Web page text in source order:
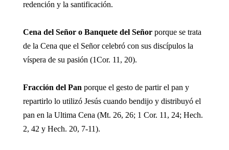
redención y la santificación.
Cena del Señor o Banquete del Señorporque se trata
de la Cena que el Señor celebró con sus discípulos la
víspera de su pasión (1Cor. 11, 20).
Fracción del Pan porque el gesto de partir el pan y
repartirlo lo utilizó Jesús cuando bendijo y distribuyó el
pan en la Ultima Cena (Mt. 26, 26; 1 Cor. 11, 24; Hech.
2, 42 y Hech. 20, 7-11).